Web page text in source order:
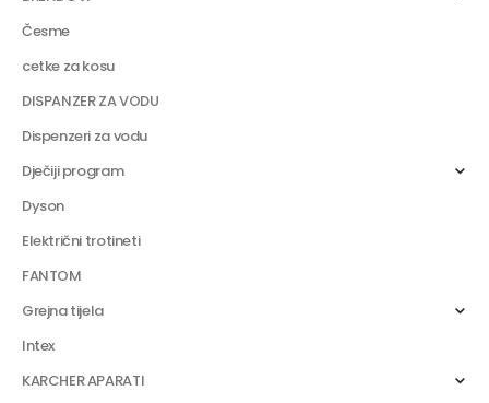
Česme
cetke za kosu
DISPANZER ZA VODU
Dispenzeri za vodu
Dječiji program
Dyson
Električni trotineti
FANTOM
Grejna tijela
Intex
KARCHER APARATI